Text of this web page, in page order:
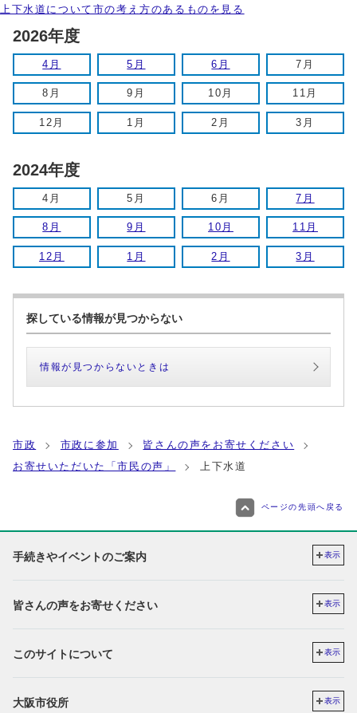
上下水道について市の考え方のあるものを見る
2026年度
4月 5月 6月 7月
8月 9月 10月 11月
12月 1月 2月 3月
2024年度
4月 5月 6月 7月
8月 9月 10月 11月
12月 1月 2月 3月
探している情報が見つからない
情報が見つからないときは
市政 市政に参加
皆さんの声をお寄せください
お寄せいただいた「市民の声」
上下水道
ページの先頭へ戻る
手続きやイベントのご案内 表示
皆さんの声をお寄せください 表示
このサイトについて 表示
大阪市役所 表示